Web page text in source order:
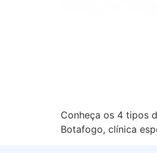
Conheça os 4 tipos
Botafogo, clínica